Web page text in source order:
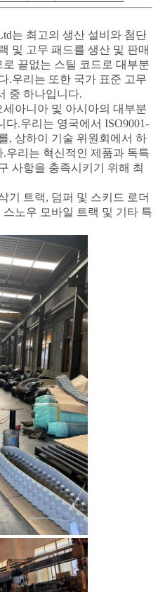
는 최고의 생산 설비와 첨단
및 고무 패드를 생산 및 판매
끝없는 스틸 코드로 대부분
.우리는 또한 국가 표준 고무
중 하나입니다.
아니아 및 아시아의 대부분
.우리는 영국에서 ISO9001-
, 상하이 기술 위원회에서 하
우리는 혁신적인 제품과 독특
사항을 충족시키기 위해 최
기 트랙, 덤퍼 및 스키드 로더
스노우 모바일 트랙 및 기타 특